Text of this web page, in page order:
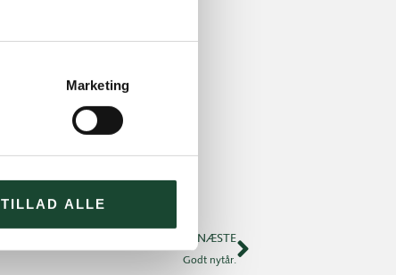
Marketing
TILLAD ALLE
Tirsdagsklubben resultater
Turnering- og handicap
NÆSTE
Godt nytår.